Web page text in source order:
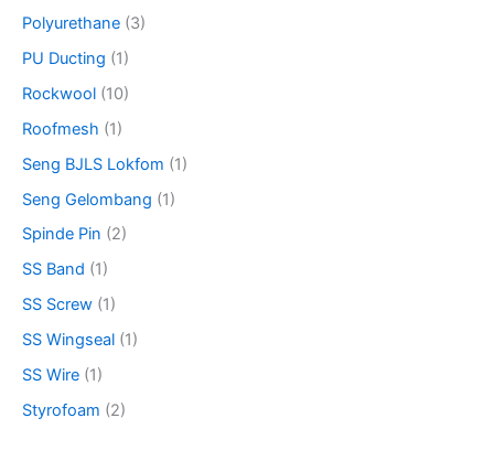
Polyurethane (3)
PU Ducting (1)
Rockwool (10)
Roofmesh (1)
Seng BJLS Lokfom (1)
Seng Gelombang (1)
Spinde Pin (2)
SS Band (1)
SS Screw (1)
SS Wingseal (1)
SS Wire (1)
Styrofoam (2)